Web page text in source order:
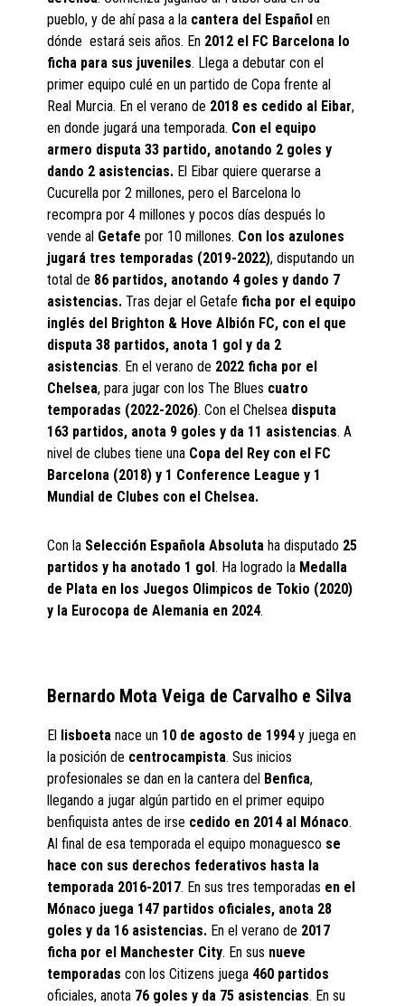
pueblo, y de ahí pasa a la cantera del Español en
dónde estará seis años. En 2012 el FC Barcelona lo
ficha para sus juveniles. Llega a debutar con el
primer equipo culé en un partido de Copa frente al
Real Murcia. En el verano de 2018 es cedido al Eibar,
en donde jugará una temporada. Con el equipo
armero disputa 33 partido, anotando 2 goles y
dando 2 asistencias. El Eibar quiere querarse a
Cucurella por 2 millones, pero el Barcelona lo
recompra por 4 millones y pocos días después lo
vende al Getafe por 10 millones. Con los azulones
jugará tres temporadas (2019-2022), disputando un
total de 86 partidos, anotando 4 goles y dando 7
asistencias. Tras dejar el Getafe ficha por el equipo
inglés del Brighton & Hove Albión FC, con el que
disputa 38 partidos, anota 1 gol y da 2
asistencias. En el verano de 2022 ficha por el
Chelsea, para jugar con los The Blues cuatro
temporadas (2022-2026). Con el Chelsea disputa
163 partidos, anota 9 goles y da 11 asistencias. A
nivel de clubes tiene una Copa del Rey con el FC
Barcelona (2018) y 1 Conference League y 1
Mundial de Clubes con el Chelsea.
Con la Selección Española Absoluta ha disputado 25
partidos y ha anotado 1 gol. Ha logrado la Medalla
de Plata en los Juegos Olimpicos de Tokio (2020)
y la Eurocopa de Alemania en 2024.
Bernardo Mota Veiga de Carvalho e Silva
El lisboeta nace un 10 de agosto de 1994y juega en
la posición de centrocampista. Sus inicios
profesionales se dan en la cantera del Benfica,
llegando a jugar algún partido en el primer equipo
benfiquista antes de irse cedido en 2014 al Mónaco.
Al final de esa temporada el equipo monaguesco se
hace con sus derechos federativos hasta la
temporada 2016-2017. En sus tres temporadas en el
Mónaco juega 147 partidos oficiales, anota 28
goles y da 16 asistencias. En el verano de 2017
ficha por el Manchester City. En sus nueve
temporadas con los Citizens juega 460 partidos
oficiales, anota 76 goles y da 75 asistencias. En su